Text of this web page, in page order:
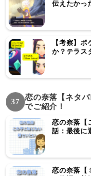
伝えたかっ
【考察】
か？テラス
37
恋の奈落【ネタバ
でご紹介！
恋の奈落【
話：最後に
恋の奈落【